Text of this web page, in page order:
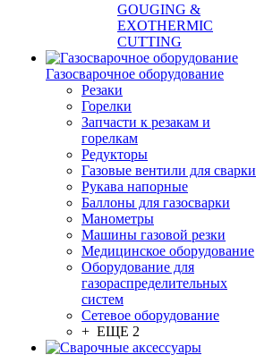
GOUGING &
EXOTHERMIC
CUTTING
Газосварочное оборудование
Резаки
Горелки
Запчасти к резакам и
горелкам
Редукторы
Газовые вентили для сварки
Рукава напорные
Баллоны для газосварки
Манометры
Машины газовой резки
Медицинское оборудование
Оборудование для
газораспределительных
систем
Сетевое оборудование
+ ЕЩЕ 2